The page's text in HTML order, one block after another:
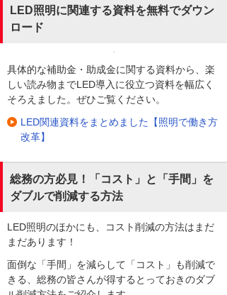
LED照明に関連する資料を無料でダウン
ロード
具体的な補助金・助成金に関する資料から、楽
しい読み物までLED導入に役立つ資料を幅広く
そろえました。ぜひご覧ください。
LED関連資料をまとめました【照明で働き方
改革】
総務の方必見！「コスト」と「手間」を
ダブルで削減する方法
LED照明のほかにも、コスト削減の方法はまだ
まだあります！
面倒な「手間」を減らして「コスト」も削減で
きる、総務の皆さんが得するとっておきのダブ